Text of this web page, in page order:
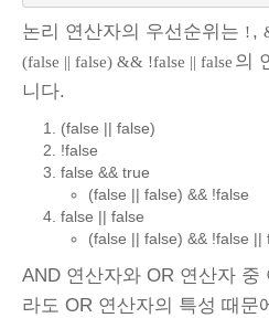
논리 연산자의 우선순위는 ! ,
(false || false) && !false || false 의
니다.
(false || false)
!false
false && true
(false || false) && !false
false || false
(false || false) && !false ||
AND 연산자와 OR 연산자 중
라도 OR 연산자의 특성 때문